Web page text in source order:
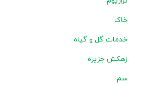
خاک
خدمات گل و گیاه
زهکش جزیره
سم